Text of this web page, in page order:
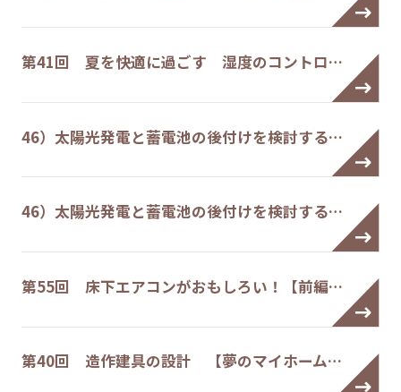
第41回 夏を快適に過ごす 湿度のコントロ…
46）太陽光発電と蓄電池の後付けを検討する…
46）太陽光発電と蓄電池の後付けを検討する…
第55回 床下エアコンがおもしろい！【前編…
第40回 造作建具の設計 【夢のマイホーム…